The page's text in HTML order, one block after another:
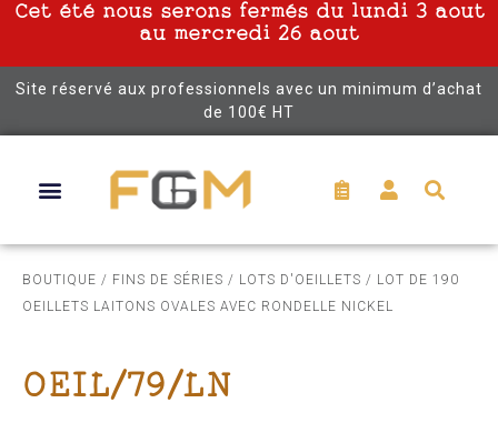
Cet été nous serons fermés du lundi 3 aout
au mercredi 26 aout
Site réservé aux professionnels avec un minimum d’achat
de 100€ HT
BOUTIQUE / FINS DE SÉRIES / LOTS D'OEILLETS / LOT DE 190
OEILLETS LAITONS OVALES AVEC RONDELLE NICKEL
OEIL/79/LN